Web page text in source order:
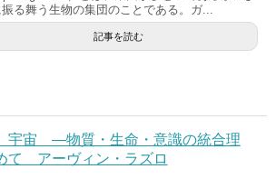
振る舞う生物の集団のことである。ガ...
記事を読む
宙 ―物質・生命・意識の統合理
て アーヴィン・ラズロ